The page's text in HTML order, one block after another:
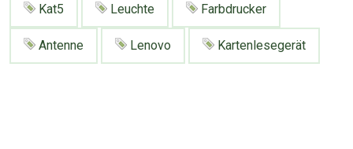
Kat5 Leuchte Farbdrucker
Antenne Lenovo Kartenlesegerät